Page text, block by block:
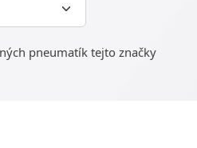
pneumatík tejto značky